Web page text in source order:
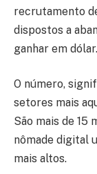
recrutamento
dispostos a
ganhar em dólar.
O número,
setores mais
São mais de 15
nômade digital
mais altos.